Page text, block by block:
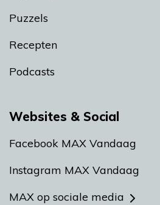
Puzzels
Recepten
Podcasts
Websites & Social
Facebook MAX Vandaag
Instagram MAX Vandaag
MAX op sociale media